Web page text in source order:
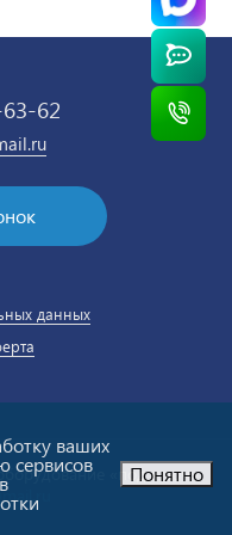
62
данных
«под ключ».
ваших
сервисов Понятно